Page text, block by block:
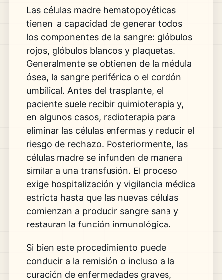
Las células madre hematopoyéticas
tienen la capacidad de generar todos
los componentes de la sangre: glóbulos
rojos, glóbulos blancos y plaquetas.
Generalmente se obtienen de la médula
ósea, la sangre periférica o el cordón
umbilical. Antes del trasplante, el
paciente suele recibir quimioterapia y,
en algunos casos, radioterapia para
eliminar las células enfermas y reducir el
riesgo de rechazo. Posteriormente, las
células madre se infunden de manera
similar a una transfusión. El proceso
exige hospitalización y vigilancia médica
estricta hasta que las nuevas células
comienzan a producir sangre sana y
restauran la función inmunológica.
Si bien este procedimiento puede
conducir a la remisión o incluso a la
curación de enfermedades graves,